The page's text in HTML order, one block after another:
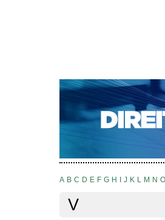
CAPA SOBRE
NOTÍCIAS
EDIÇÕES DE
Capa>Pesquisa> Índice de
Índice de
A B C D E F G H J K L M N O
V